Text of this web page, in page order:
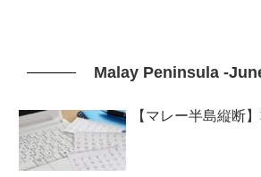
Malay Peninsula -
【マレー半島縦断